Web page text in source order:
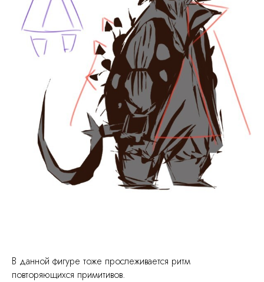
В данной фигуре тоже прослеживается ритм
повторяющихся примитивов.